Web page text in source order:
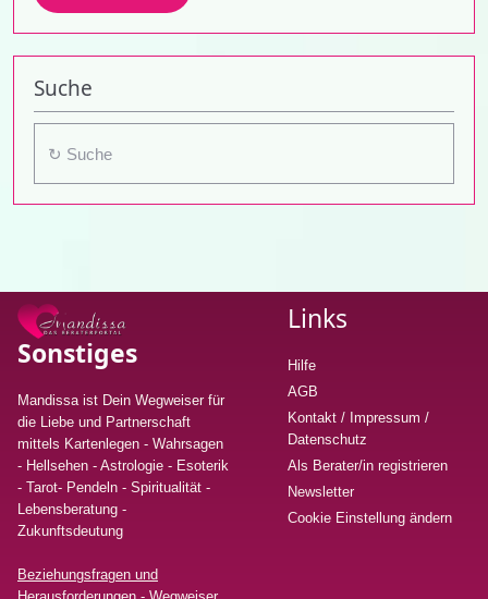
Suche
Sonstiges
Mandissa ist Dein Wegweiser für
die Liebe und Partnerschaft
mittels Kartenlegen - Wahrsagen
- Hellsehen - Astrologie - Esoterik
- Tarot- Pendeln - Spiritualität -
Lebensberatung -
Zukunftsdeutung
Beziehungsfragen und
Links
Hilfe
AGB
Kontakt / Impressum /
Datenschutz
Als Berater/in registrieren
Newsletter
Cookie Einstellung ändern